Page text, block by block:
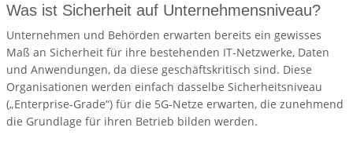
Was ist Sicherheit auf Unternehmensniveau?
Unternehmen und Behörden erwarten bereits ein gewisses
Maß an Sicherheit für ihre bestehenden IT-Netzwerke, Daten
und Anwendungen, da diese geschäftskritisch sind. Diese
Organisationen werden einfach dasselbe Sicherheitsniveau
(„Enterprise-Grade“) für die 5G-Netze erwarten, die zunehmend
die Grundlage für ihren Betrieb bilden werden.